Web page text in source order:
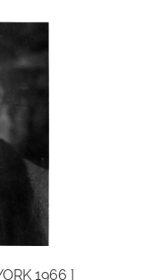
1966 ]